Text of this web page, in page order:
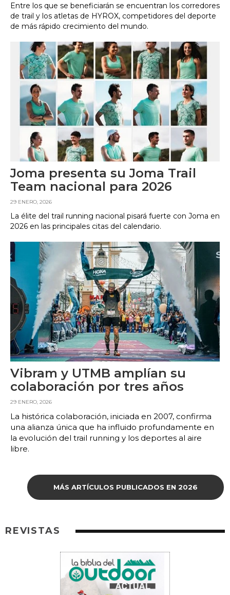
Entre los que se beneficiarán se encuentran los corredores
de trail y los atletas de HYROX, competidores del deporte
de más rápido crecimiento del mundo.
Joma presenta su Joma Trail
Team nacional para 2026
29 ENERO, 2026
La élite del trail running nacional pisará fuerte con Joma en
2026 en las principales citas del calendario.
Vibram y UTMB amplían su
colaboración por tres años
29 ENERO, 2026
La histórica colaboración, iniciada en 2007, confirma
una alianza única que ha influido profundamente en
la evolución del trail running y los deportes al aire
libre.
MÁS ARTÍCULOS PUBLICADOS EN 2026
REVISTAS